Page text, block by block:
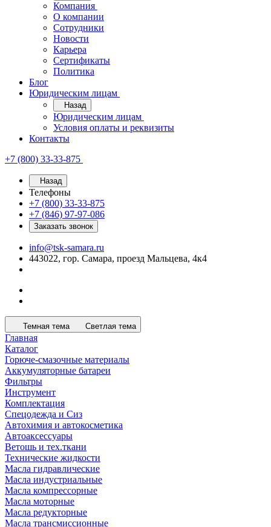
Компания
О компании
Сотрудники
Новости
Карьера
Сертификаты
Политика
Блог
Юридическим лицам
Назад
Юридическим лицам
Условия оплаты и реквизиты
Контакты
+7 (800) 33-33-875
Назад
Телефоны
+7 (800) 33-33-875
+7 (846) 97-97-086
Заказать звонок
info@tsk-samara.ru
443022, гор. Самара, проезд Мальцева, 4к4
Темная тема Светлая тема
Главная
Каталог
Горюче-смазочные материалы
Аккумуляторные батареи
Фильтры
Инструмент
Комплектация
Спецодежда и Сиз
Автохимия и автокосметика
Автоаксессуары
Ветошь и тех.ткани
Технические жидкости
Масла гидравлические
Масла индустриальные
Масла компрессорные
Масла моторные
Масла редукторные
Масла трансмиссионные